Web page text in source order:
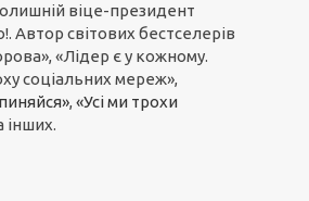
віце-президент
Автор світових бестселерів
«Лідер є у кожному.
соціальних мереж»,
, «Усі ми трохи
інших.